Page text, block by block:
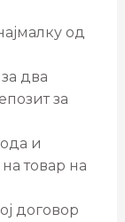
од
два
за
и
товар на
договор